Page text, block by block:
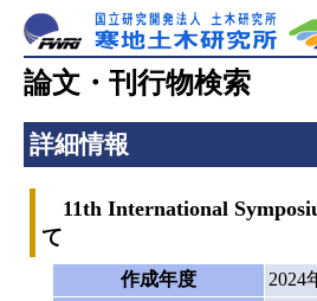
論文・刊行物検索
詳細情報
11th International
て
作成年度 2024